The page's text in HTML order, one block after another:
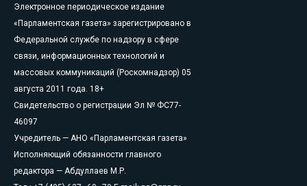
Электронное периодическое издание
«Парламентская газета» зарегистрировано в
Федеральной службе по надзору в сфере
связи, информационных технологий и
массовых коммуникаций (Роскомнадзор) 05
августа 2011 года. 18+
Свидетельство о регистрации Эл № ФС77-
46097
Учредитель — АНО «Парламентская газета»
Исполняющий обязанности главного
редактора — Абдуллаев М.Р.